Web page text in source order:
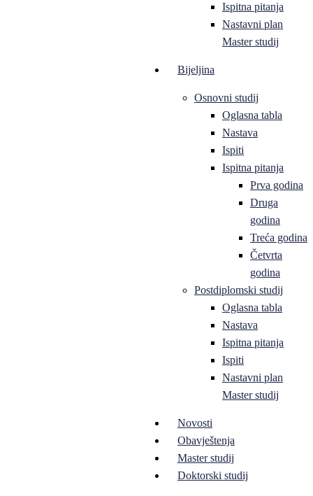
Ispitna pitanja
Nastavni plan
Master studij
Bijeljina
Osnovni studij
Oglasna tabla
Nastava
Ispiti
Ispitna pitanja
Prva godina
Druga
godina
Treća godina
Četvrta
godina
Postdiplomski studij
Oglasna tabla
Nastava
Ispitna pitanja
Ispiti
Nastavni plan
Master studij
Novosti
Obavještenja
Master studij
Doktorski studij